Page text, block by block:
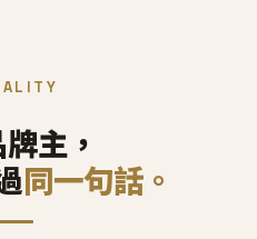
主，
同一句話。